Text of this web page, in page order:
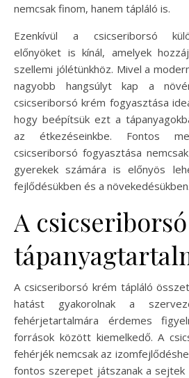
nemcsak finom, hanem tápláló is.
Ezenkívül a csicseriborsó
előnyöket is kínál, amelyek
szellemi jólétünkhöz. Mivel a
nagyobb hangsúlyt kap a
csicseriborsó krém fogyasztása
hogy beépítsük ezt a
az étkezéseinkbe. Fontos
csicseriborsó fogyasztása
gyerekek számára is előnyös
fejlődésükben és a növekedésükben.
A csicseriborsó
A csicseriborsó krém tápláló
hatást gyakorolnak a
fehérjetartalmára érdemes
források között kiemelkedő. A
fehérjék nemcsak az
fontos szerepet játszanak a sejtek